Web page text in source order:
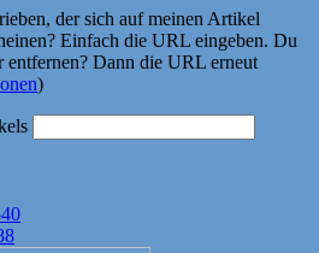
der sich auf meinen Artikel
Einfach die URL eingeben. Du
Dann die URL erneut
)